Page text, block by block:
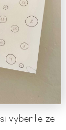
vyberte ze